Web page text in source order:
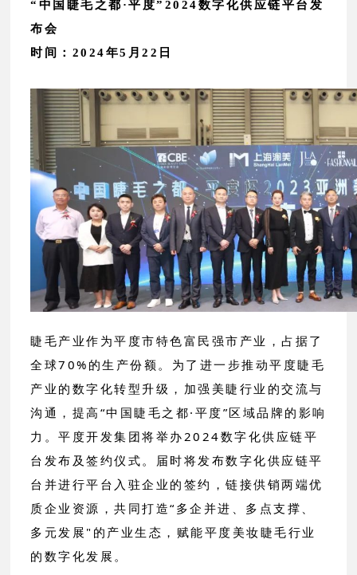
“中国睫毛之都·平度”2024数字化供应链平台发
布会
时间：2024年5月22日
睫毛产业作为平度市特色富民强市产业，占据了
全球70%的生产份额。为了进一步推动平度睫毛
产业的数字化转型升级，加强美睫行业的交流与
沟通，提高“中国睫毛之都·平度”区域品牌的影响
力。平度开发集团将举办2024数字化供应链平
台发布及签约仪式。届时将发布数字化供应链平
台并进行平台入驻企业的签约，链接供销两端优
质企业资源，共同打造“多企并进、多点支撑、
多元发展"的产业生态，赋能平度美妆睫毛行业
的数字化发展。